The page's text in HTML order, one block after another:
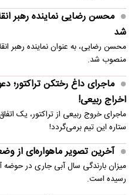
محسن رضایی نماینده رهبر
شد
محسن رضایی، به عنوان نماینده رهبر
منصوب شد.
ماجرای داغ رختکن تراکتور؛
اخراج ربیعی!
ماجرای خروج ربیعی از تراکتور، یک
ستاره این تیم برمی‌گردد!
آخرین تصویر ماهواره‌ای از
رسیده است.